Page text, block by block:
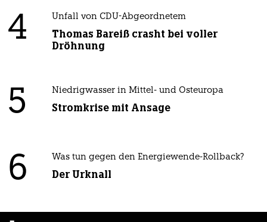
4 Unfall von CDU-Abgeordnetem
Thomas Bareiß crasht bei voller
Dröhnung
5 Niedrigwasser in Mittel- und Osteuropa
Stromkrise mit Ansage
6 Was tun gegen den Energiewende-Rollback?
Der Urknall